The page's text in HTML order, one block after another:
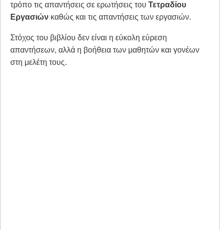
τρόπο τις απαντήσεις σε ερωτήσεις του Τετραδίου
Εργασιών καθώς και τις απαντήσεις των εργασιών.
Στόχος του βιβλίου δεν είναι η εύκολη εύρεση
απαντήσεων, αλλά η βοήθεια των μαθητών και γονέων
στη μελέτη τους.